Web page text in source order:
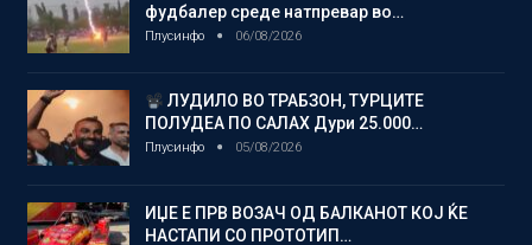
фудбалер среде натпревар во…
Плусинфо 06/08/2026
ЛУДИЛО ВО ТРАБЗОН, ТУРЦИТЕ
ПОЛУДЕА ПО САЛАХ Дури 25.000…
Плусинфо 05/08/2026
ИЏЕ Е ПРВ ВОЗАЧ ОД БАЛКАНОТ КОЈ ЌЕ
НАСТАПИ СО ПРОТОТИП…